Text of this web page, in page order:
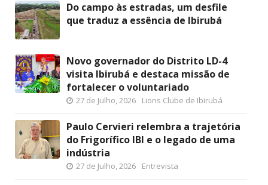
Do campo às estradas, um desfile
que traduz a essência de Ibirubá
Novo governador do Distrito LD-4
visita Ibirubá e destaca missão de
fortalecer o voluntariado
27 de Julho, 2026 Lions Clube de Ibirubá
Paulo Cervieri relembra a trajetória
do Frigorífico IBI e o legado de uma
indústria
27 de Julho, 2026 Entrevista